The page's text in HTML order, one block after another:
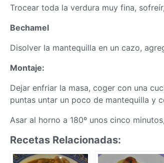
Trocear toda la verdura muy fina,
Bechamel
Disolver la mantequilla en un cazo,
Montaje:
Dejar enfriar la masa, coger con una
puntas untar un poco de mantequilla y
Asar al horno a 180º unos cinco
Recetas Relacionadas: